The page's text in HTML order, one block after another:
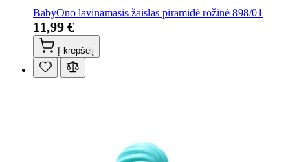
BabyOno lavinamasis žaislas piramidė rožinė 898/01
11,99 €
Į krepšelį